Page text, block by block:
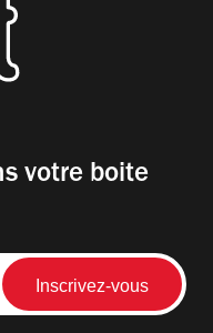
votre boite